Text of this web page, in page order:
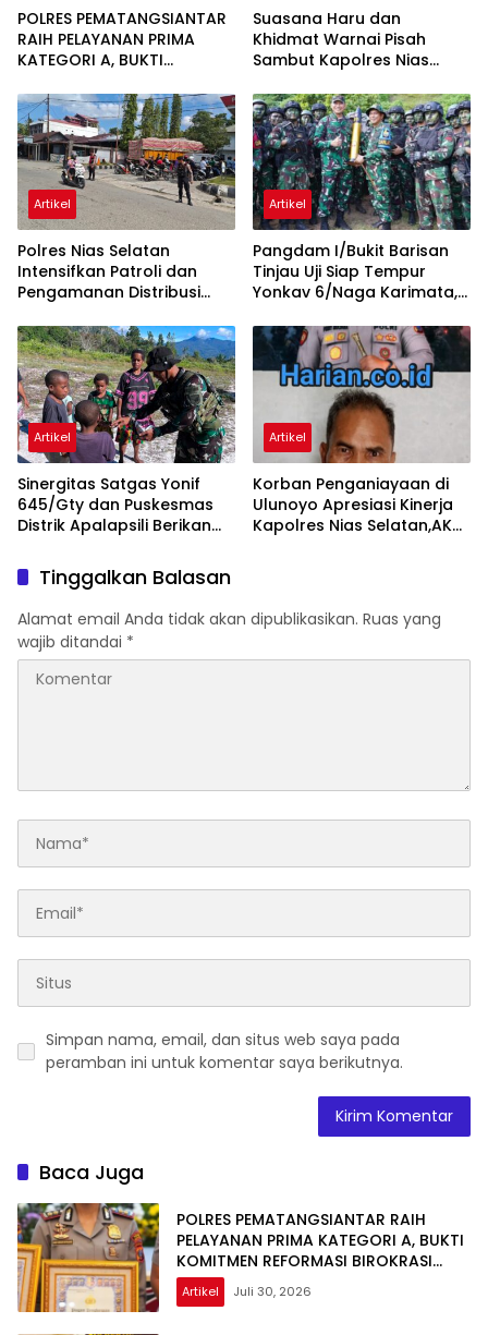
POLRES PEMATANGSIANTAR
RAIH PELAYANAN PRIMA
KATEGORI A, BUKTI
BIROKRASI POLRI
Suasana Haru dan
Khidmat Warnai Pisah
Sambut Kapolres Nias
Artikel
Polres Nias Selatan
Intensifkan Patroli dan
Pengamanan Distribusi
SPBU
Artikel
Pangdam I/Bukit Barisan
Tinjau Uji Siap Tempur
Yonkav 6/Naga Karimata,
dan Keselamatan Latihan
Artikel
Sinergitas Satgas Yonif
645/Gty dan Puskesmas
Distrik Apalapsili Berikan
ke Rumah
Artikel
Korban Penganiayaan di
Ulunoyo Apresiasi Kinerja
Kapolres Nias Selatan,AKBP
Tinggalkan Balasan
Alamat email Anda tidak akan dipublikasikan. Ruas yang
wajib ditandai *
Simpan nama, email, dan situs web saya pada
peramban ini untuk komentar saya berikutnya.
Baca Juga
POLRES PEMATANGSIANTAR RAIH
PELAYANAN PRIMA KATEGORI A, BUKTI
KOMITMEN REFORMASI BIROKRASI
POLRI
Artikel Juli 30, 2026